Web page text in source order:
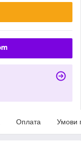
Оплата Умови